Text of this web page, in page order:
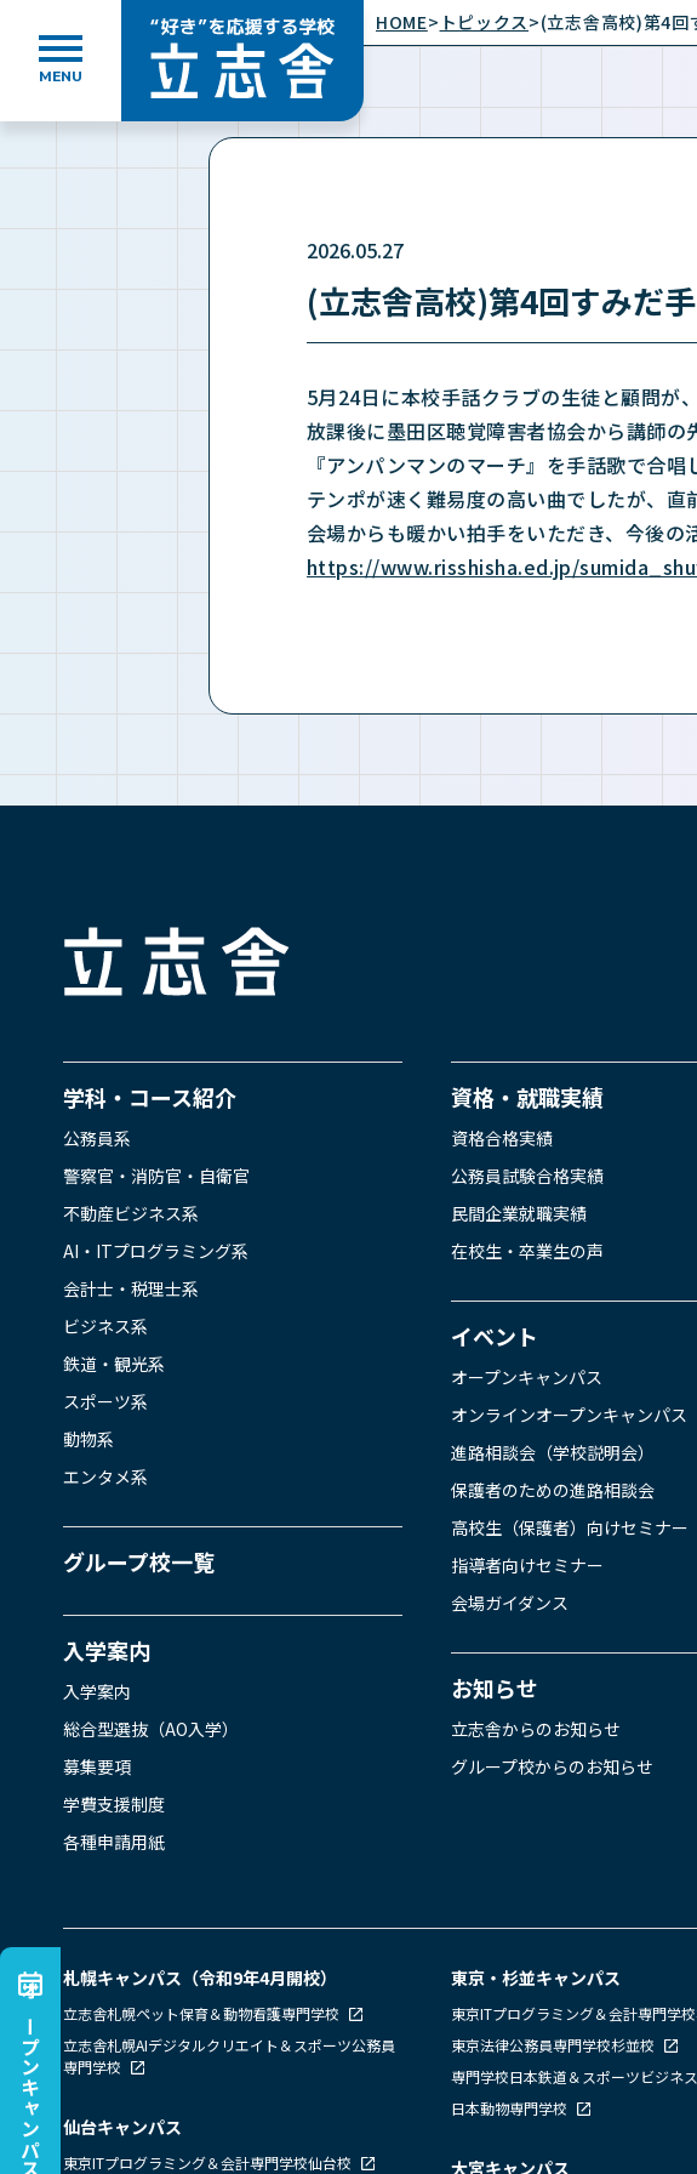
オープンキャンパス
MENU
”好き”を応援する学校 立志舎
HOME> トピックス>(立志舎高校)第4回
2026.05.27
(立志舎高校)第4回すみだ
5月24日に本校手話クラブの生徒と顧問が
放課後に墨田区聴覚障害者協会から講師
『アンパンマンのマーチ』を手話歌で合唱
テンポが速く難易度の高い曲でしたが、直
会場からも暖かい拍手をいただき、今後の
https://www.risshisha.ed.jp/
立志舎
学科・コース紹介
公務員系
警察官・消防官・自衛官
不動産ビジネス系
AI・ITプログラミング系
会計士・税理士系
ビジネス系
鉄道・観光系
スポーツ系
動物系
エンタメ系
グループ校一覧
入学案内
入学案内
総合型選抜（AO入学）
募集要項
学費支援制度
各種申請用紙
資格・就職実績
資格合格実績
公務員試験合格実績
民間企業就職実績
在校生・卒業生の声
イベント
オープンキャンパス
オンラインオープンキャンパス
進路相談会（学校説明会）
保護者のための進路相談会
高校生（保護者）向けセミナー
指導者向けセミナー
会場ガイダンス
お知らせ
立志舎からのお知らせ
グループ校からのお知らせ
札幌キャンパス（令和9年4月開校）
立志舎札幌ペット保育＆動物看護専門学校
立志舎札幌AIデジタルクリエイト＆スポーツ公務員
専門学校
仙台キャンパス
東京ITプログラミング＆会計専門学校仙台校
東京・杉並キャンパス
東京ITプログラミング＆会計専門学
東京法律公務員専門学校杉並校
専門学校日本鉄道＆スポーツビジネ
日本動物専門学校
大宮キャンパス